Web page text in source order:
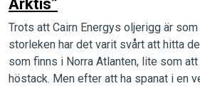
Arktis”
Trots att Cairn Energys oljerigg är
storleken har det varit svårt att hitta
som finns i Norra Atlanten, lite som
höstack. Men efter att ha spanat i en